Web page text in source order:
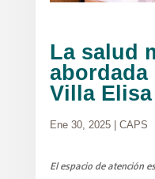
La salud
abordada
Villa Elisa
Ene 30, 2025| CAPS
El espacio de atención